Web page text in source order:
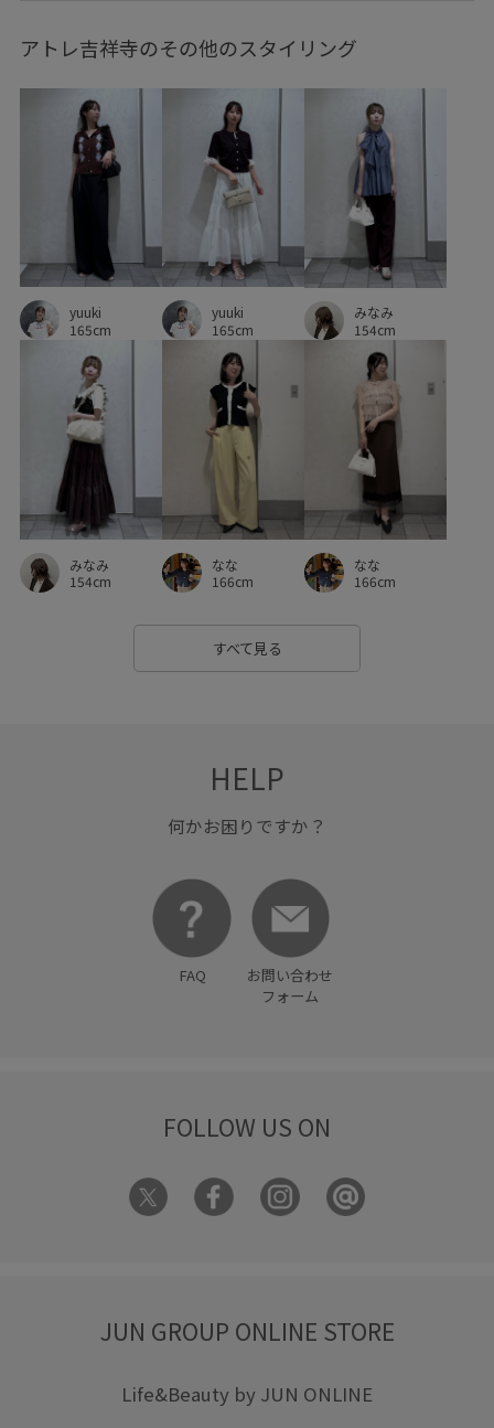
タック ドット柄 ニット ハイウエスト
バブーシュ バランスが良い フェミニン フォーマル
フォーマルシーン ブラウス ベルト
ポケット付き モノトーン レザー調 ロングシーズン
ローファー ワイドシルエット
ワンピース 上品 主役アイテム 伸縮性
便利なアイテム 光沢感 切り替え
卒園式入学式 卒業式入学式 合わせやすい
大人カジュアル 女性らしい印象 弁当箱
接触冷感 春夏
程よい厚み 立体的 美シルエット
脚がきれいに見える 脚長効果 艶感 薄手 足長
軽快 透け感 通勤バッグ 長財布 高見え
アトレ吉祥寺のその他のスタイリング
yuuki
165cm
yuuki
165cm
みなみ
154cm
みなみ
154cm
なな
166cm
なな
166cm
すべて見る
HELP
何かお困りですか？
FAQ
お問い合わせ
フォーム
FOLLOW US ON
JUN GROUP ONLINE STORE
Life&Beauty by JUN ONLINE